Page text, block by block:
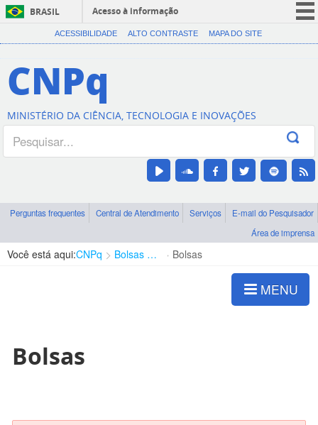
BRASIL
Acesso à informação
CORONAVÍRUS (COVID-19)
Canais
ACESSIBILIDADE ALTO CONTRASTE MAPA DO SITE
CNPq
MINISTÉRIO DA CIÊNCIA, TECNOLOGIA E INOVAÇÕES
Perguntas frequentes Central de Atendimento Serviços
E-mail do Pesquisador
Área de imprensa
Você está aqui:CNPq Bolsas e Auxílios Vigentes Bolsas
MENU
Bolsas